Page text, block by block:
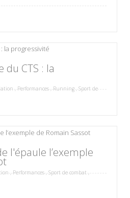
du CTS : la
,Performances,Running,Sport de
l'épaule l’exemple
,Performances,Sport de combat ,